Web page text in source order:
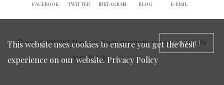
FACEBOOK TWITTER INSTAGRAM BLOG E-MAIL
© 2017 CONFORT Magazin. Toate drepturile rezervate. Website
dezvoltat deCode Exclusive
GOT IT!
This website uses cookies to ensure you get the best
experience on our website.Privacy Policy